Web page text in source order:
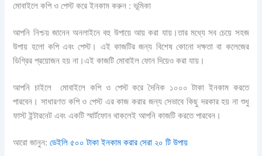
মোবাইলে কপি ও পেস্ট করে ইনকাম করুন : ভূমিকা
আপনি নিশ্চয় জানেন অনলাইনে বহু উপায়ে আয় করা যায়।তার মধ্যে সব চেয়ে সহজ
উপায় হলো কপি এবং পেস্ট। এই কাজটির জন্য বিশেষ কোনো দক্ষতা বা কলেজের
ডিগ্রির প্রয়োজন হয় না।এই কাজটি মোবাইল ফোন দিয়েও করা যায়।
আপনি চাইলে মোবাইলে কপি ও পেস্ট করে দৈনিক ১০০০ টাকা ইনকাম করতে
পারবেন। সাধারণত কপি ও পেস্ট এর কাজ করার জন্য সেভাবে কিছু দরকার হয় না শুধু
ফাস্ট ইন্টারনেট এবং একটি স্মার্টফোন থাকলেই আপনি কাজটি করতে পারবেন।
আরো জানুন:ডেইলি ৫০০ টাকা ইনকাম করার সেরা ২০ টি উপায়